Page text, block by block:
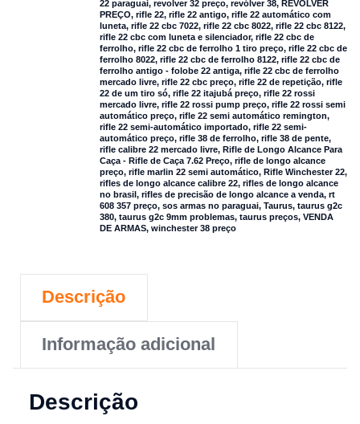
22 paraguai, revolver 32 preço, revólver 38, REVOLVER
PREÇO, rifle 22, rifle 22 antigo, rifle 22 automático com
luneta, rifle 22 cbc 7022, rifle 22 cbc 8022, rifle 22 cbc 8122,
rifle 22 cbc com luneta e silenciador, rifle 22 cbc de
ferrolho, rifle 22 cbc de ferrolho 1 tiro preço, rifle 22 cbc de
ferrolho 8022, rifle 22 cbc de ferrolho 8122, rifle 22 cbc de
ferrolho antigo - folobe 22 antiga, rifle 22 cbc de ferrolho
mercado livre, rifle 22 cbc preço, rifle 22 de repetição, rifle
22 de um tiro só, rifle 22 itajubá preço, rifle 22 rossi
mercado livre, rifle 22 rossi pump preço, rifle 22 rossi semi
automático preço, rifle 22 semi automático remington,
rifle 22 semi-automático importado, rifle 22 semi-
automático preço, rifle 38 de ferrolho, rifle 38 de pente,
rifle calibre 22 mercado livre, Rifle de Longo Alcance Para
Caça - Rifle de Caça 7.62 Preço, rifle de longo alcance
preço, rifle marlin 22 semi automático, Rifle Winchester 22,
rifles de longo alcance calibre 22, rifles de longo alcance
no brasil, rifles de precisão de longo alcance a venda, rt
608 357 preço, sos armas no paraguai, Taurus, taurus g2c
380, taurus g2c 9mm problemas, taurus preços, VENDA
DE ARMAS, winchester 38 preço
Descrição
Informação adicional
Descrição